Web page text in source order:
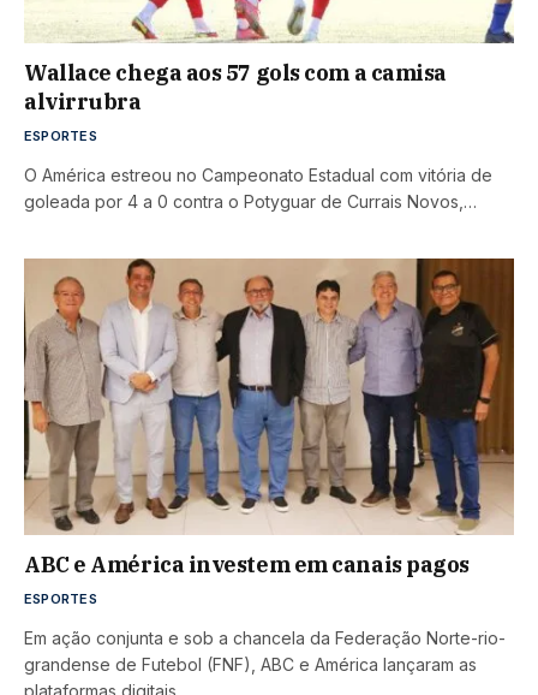
Wallace chega aos 57 gols com a camisa
alvirrubra
ESPORTES
O América estreou no Campeonato Estadual com vitória de
goleada por 4 a 0 contra o Potyguar de Currais Novos,…
ABC e América investem em canais pagos
ESPORTES
Em ação conjunta e sob a chancela da Federação Norte-rio-
grandense de Futebol (FNF), ABC e América lançaram as
plataformas digitais…